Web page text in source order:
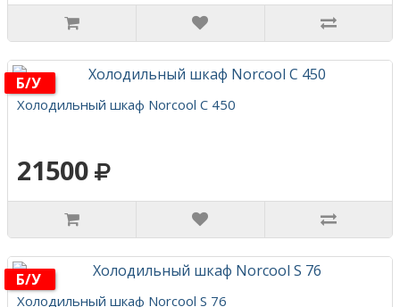
Б/у
Холодильный шкаф Norcool C 450
21500
Б/у
Холодильный шкаф Norcool S 76